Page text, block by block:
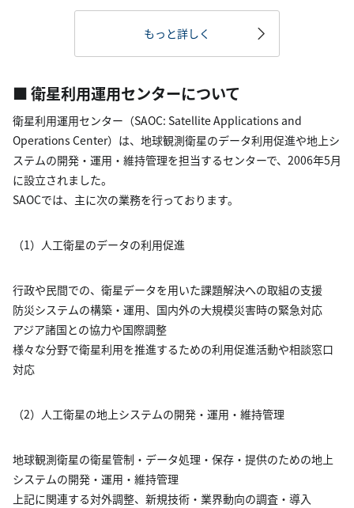
もっと詳しく
■ 衛星利用運用センターについて
衛星利用運用センター（SAOC: Satellite Applications and
Operations Center）は、地球観測衛星のデータ利用促進や地上シ
ステムの開発・運用・維持管理を担当するセンターで、2006年5月
に設立されました。
SAOCでは、主に次の業務を行っております。
（1）人工衛星のデータの利用促進
行政や民間での、衛星データを用いた課題解決への取組の支援
防災システムの構築・運用、国内外の大規模災害時の緊急対応
アジア諸国との協力や国際調整
様々な分野で衛星利用を推進するための利用促進活動や相談窓口
対応
（2）人工衛星の地上システムの開発・運用・維持管理
地球観測衛星の衛星管制・データ処理・保存・提供のための地上
システムの開発・運用・維持管理
上記に関連する対外調整、新規技術・業界動向の調査・導入